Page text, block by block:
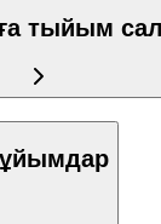
тыйым